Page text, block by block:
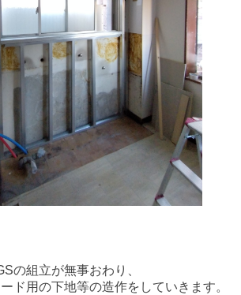
の組立が無事おわり、
ド用の下地等の造作をしていきます。